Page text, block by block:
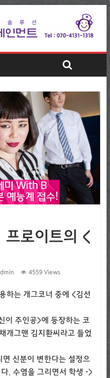
프로이트의 <
4559 Views
하는 개그코너 중에 <김선
이 주인공>에 등장하는 코
개그맨 김지환씨라고 들었
신분이 변한다는 설정으
. 수염을 그리면서 학생 ->